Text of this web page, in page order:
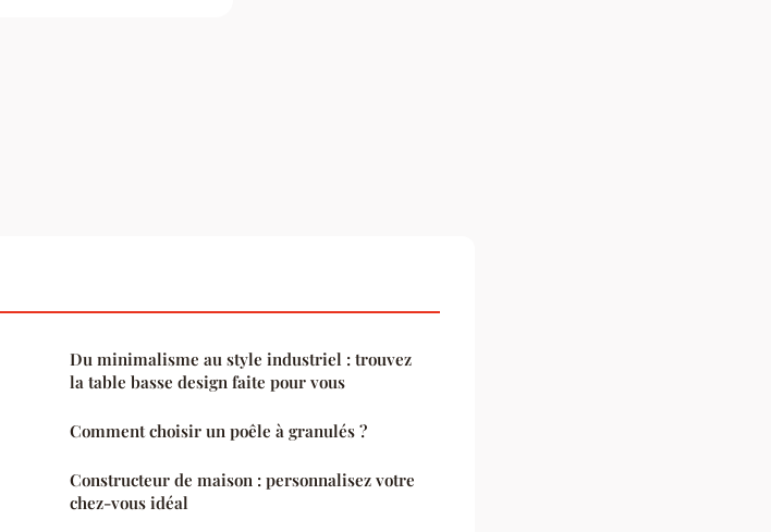
Du minimalisme au style industriel : trouvez
la table basse design faite pour vous
Comment choisir un poêle à granulés ?
Constructeur de maison : personnalisez votre
chez-vous idéal